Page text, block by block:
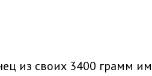
из своих 3400 грамм